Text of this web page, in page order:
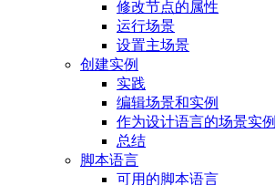
修改节点的属性
运行场景
设置主场景
创建实例
实践
编辑场景和实例
作为设计语言的场景实例
总结
脚本语言
可用的脚本语言